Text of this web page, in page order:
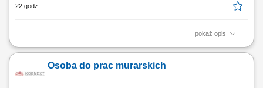
22 godz.
pokaż opis
zapewnianie profesjonalnej obsługi klienta w języku angielskim
użytkowników; odpowiadanie na pytania klientów i pomoc w
rozwiązywaniu bieżących problemów; diagnozowanie podstawowych
Osoba do prac murarskich